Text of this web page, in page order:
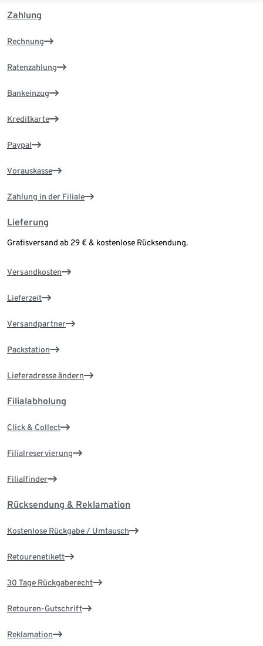
Zahlung
Rechnung
Ratenzahlung
Bankeinzug
Kreditkarte
Paypal
Vorauskasse
Zahlung in der Filiale
Lieferung
Gratisversand ab 29 € & kostenlose Rücksendung.
Versandkosten
Lieferzeit
Versandpartner
Packstation
Lieferadresse ändern
Filialabholung
Click & Collect
Filialreservierung
Filialfinder
Rücksendung & Reklamation
Kostenlose Rückgabe / Umtausch
Retourenetikett
30 Tage Rückgaberecht
Retouren-Gutschrift
Reklamation